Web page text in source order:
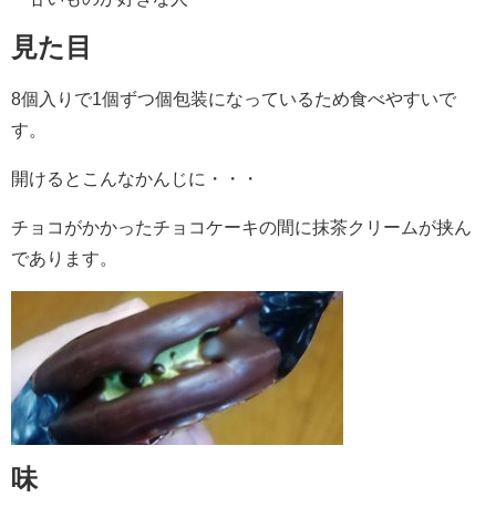
見た目
8個入りで1個ずつ個包装になっているため食べやすいで
す。
開けるとこんなかんじに・・・
チョコがかかったチョコケーキの間に抹茶クリームが挟ん
であります。
味